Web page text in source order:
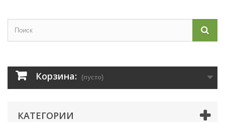
Корзина: (пусто)
КАТЕГОРИИ